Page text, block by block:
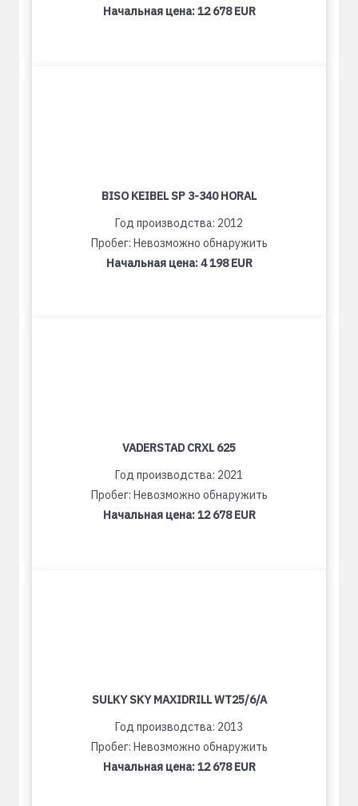
Начальная цена:12 678 EUR
BISO KEIBEL SP 3-340 HORAL
Год производства: 2012
Пробег: Невозможно обнаружить
Начальная цена:4 198 EUR
VADERSTAD CRXL 625
Год производства: 2021
Пробег: Невозможно обнаружить
Начальная цена:12 678 EUR
SULKY SKY MAXIDRILL WT25/6/A
Год производства: 2013
Пробег: Невозможно обнаружить
Начальная цена:12 678 EUR